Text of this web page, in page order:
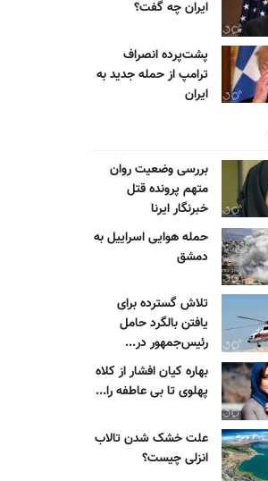
ایران چه گفت؟
پشت‌پرده انصراف
ترامپ از حمله جدید به
ایران
بررسی وضعیت روان
متهم پرونده قتل
خبرنگار ایرنا
حمله هوایی اسراییل به
دمشق
تلاش گسترده برای
یافتن بالگرد حامل
رئیس‌جمهور در...
بهاره کیان افشار از کلاه
پهلوی تا بی عاطفه را...
علت خشک شدن تالاب
انزلی چیست؟